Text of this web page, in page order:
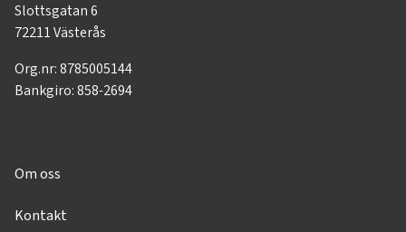
Slottsgatan 6
72211 Västerås
Org.nr: 8785005144
Bankgiro: 858-2694
Om oss
Kontakt